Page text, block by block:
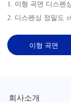
1. 이형 곡면 디스펜
2. 디스펜싱 정밀도
이형 곡면
회사소개